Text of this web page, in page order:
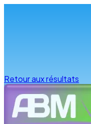
Retour aux résultats